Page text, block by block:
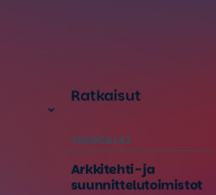
Ratkaisut
TOIMIALAT
Arkkitehti- ja
suunnittelutoimistot